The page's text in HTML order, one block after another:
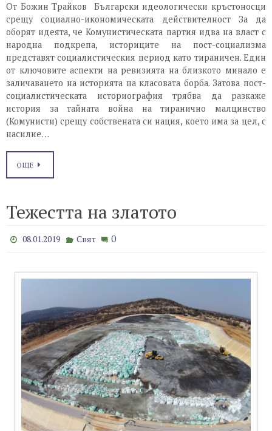
От Божин Трайков Български идеологически кръстоносци
срещу социално-икономическата действителност За да
оборят идеята, че Комунистическата партия идва на власт с
народна подкрепа, историците на пост-социализма
представят социалистическия период като тираничен. Един
от ключовите аспекти на ревизията на близкото минало е
заличаването на историята на класовата борба. Затова пост-
социалистическата историография трябва да разкаже
история за тайната война на тиранично малцинство
(Комунисти) срещу собствената си нация, което има за цел, с
насилие…
ОЩЕ
Тежестта на златото
08.01.2019 Свят 0